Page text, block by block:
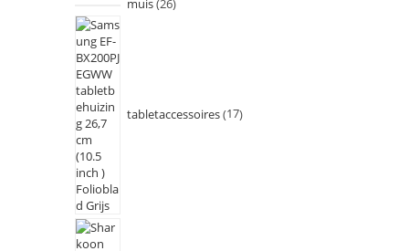
muis 26
tabletaccessoires 17